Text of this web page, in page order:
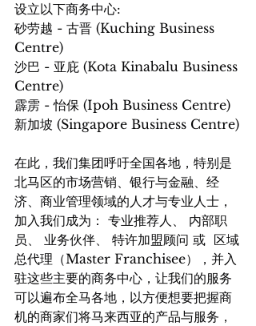
设立以下商务中心:
砂劳越 - 古晋 (Kuching Business
Centre)
沙巴 - 亚庇 (Kota Kinabalu Business
Centre)
霹雳 - 怡保 (Ipoh Business Centre)
新加坡 (Singapore Business Centre)
在此，我们集团呼吁全国各地，特别是
北马区的市场营销、银行与金融、经
济、商业管理领域的人才与专业人士，
加入我们成为： 专业推荐人、 内部职
员、 业务伙伴、 特许加盟顾问 或  区域
总代理（Master Franchisee），并入
驻这些主要的商务中心，让我们的服务
可以遍布全马各地，以方便想要把握商
机的商家们将马来西亚的产品与服务，